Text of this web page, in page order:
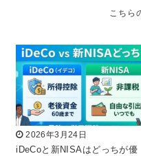
2026年3月24日
iDeCoと新NISAはどっちが優